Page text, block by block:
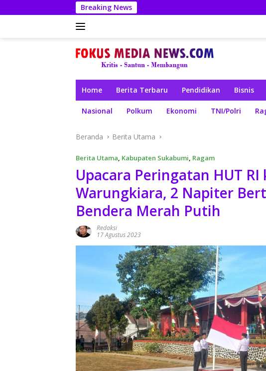
ke
Breaking News
Home Berita Terbaru Pendidikan Bisnis
Nasional Polkum Ekonomi TNI/Polri
Beranda Berita Utama
Berita Utama, Kabupaten Sukabumi, Ragam
Upacara Peringatan HUT RI
Warungkiara, 2 Napiter
Bendera Merah Putih
Redaksi
17 Agustus 2023